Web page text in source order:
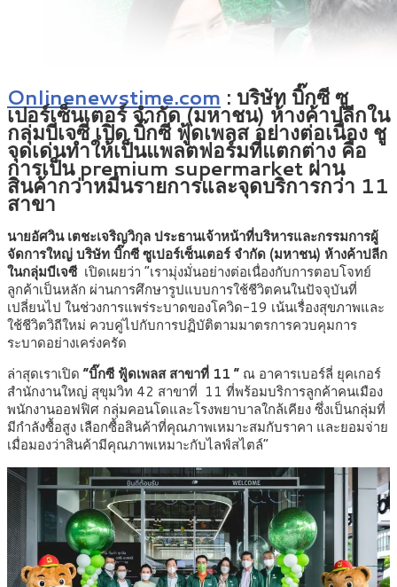
Onlinenewstime.com : บริษัท บิ๊กซี ซู
เปอร์เซ็นเตอร์ จำกัด (มหาชน) ห้างค้าปลีกใน
กลุ่มบีเจซี เปิด บิ๊กซี ฟู้ดเพลส อย่างต่อเนื่อง ชู
จุดเด่นทำให้เป็นแพลตฟอร์มที่แตกต่าง คือ
การเป็น premium supermarket ผ่าน
สินค้ากว่าหมื่นรายการและจุดบริการกว่า 11
สาขา
นายอัศวิน เตชะเจริญวิกุล ประธานเจ้าหน้าที่บริหารและกรรมการผู้
จัดการใหญ่ บริษัท บิ๊กซี ซูเปอร์เซ็นเตอร์ จำกัด (มหาชน) ห้างค้าปลีก
ในกลุ่มบีเจซี เปิดเผยว่า “เรามุ่งมั่นอย่างต่อเนื่องกับการตอบโจทย์
ลูกค้าเป็นหลัก ผ่านการศึกษารูปแบบการใช้ชีวิตคนในปัจจุบันที่
เปลี่ยนไป ในช่วงการแพร่ระบาดของโควิด-19 เน้นเรื่องสุขภาพและ
ใช้ชีวิตวิถีใหม่ ควบคู่ไปกับการปฏิบัติตามมาตรการควบคุมการ
ระบาดอย่างเคร่งครัด
ล่าสุดเราเปิด “บิ๊กซี ฟู้ดเพลส สาขาที่ 11 ” ณ อาคารเบอร์ลี่ ยุคเกอร์
สำนักงานใหญ่ สุขุมวิท 42 สาขาที่ 11 ที่พร้อมบริการลูกค้าคนเมือง
พนักงานออฟฟิศ กลุ่มคอนโดและโรงพยาบาลใกล้เคียง ซึ่งเป็นกลุ่มที่
มีกำลังซื้อสูง เลือกซื้อสินค้าที่คุณภาพเหมาะสมกับราคา และยอมจ่าย
เมื่อมองว่าสินค้ามีคุณภาพเหมาะกับไลฟ์สไตล์”